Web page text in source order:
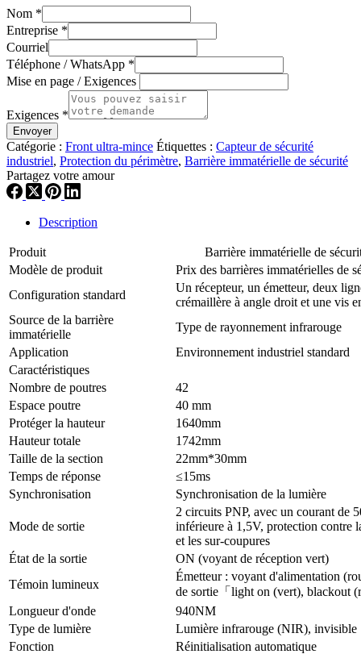
Nom *
Entreprise *
Courriel
Téléphone / WhatsApp *
Mise en page / Exigences
Exigences *
Envoyer
Catégorie : Front ultra-mince Étiquettes : Capteur de sécurité
industriel, Protection du périmètre, Barrière immatérielle de sécurité
Partagez votre amour
Description
Produit
Barrière immatérielle de
Modèle de produit
Prix des barrières immatérielles de
Configuration standard
Un récepteur, un émetteur, deux
crémaillère à angle droit et une vis
Source de la barrière
immatérielle
Type de rayonnement infrarouge
Application
Environnement industriel standard
Caractéristiques
Nombre de poutres
42
Espace poutre
40 mm
Protéger la hauteur
1640mm
Hauteur totale
1742mm
Taille de la section
22mm*30mm
Temps de réponse
≤15ms
Synchronisation
Synchronisation de la lumière
Mode de sortie
2 circuits PNP, avec un courant de
inférieure à 1,5V, protection contre
et les sur-coupures
État de la sortie
ON (voyant de réception vert)
Témoin lumineux
Émetteur : voyant d'alimentation
de sortie「light on (vert), blackout
Longueur d'onde
940NM
Type de lumière
Lumière infrarouge (NIR), invisible
Fonction
Réinitialisation automatique